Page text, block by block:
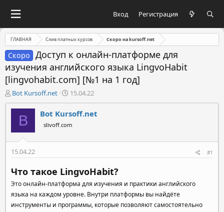
Вход Регистрация
ГЛАВНАЯ Слив платных курсов Скоро на kursoff.net
Скоро
Доступ к онлайн-платформе для
изучения английского языка LingvoHabit
[lingvohabit.com] [№1 на 1 год]
А
в
т
м
Bot Kursoff.net
Д
а
т
а
н
а
а
15.04.22
B Bot Kursoff.net
slivoff.com
15.04.22 #1
Что такое LingvoHabit?
Это онлайн-платформа для изучения и практики английского
языка на каждом уровне. Внутри платформы вы найдёте
инструменты и программы, которые позволяют самостоятельно